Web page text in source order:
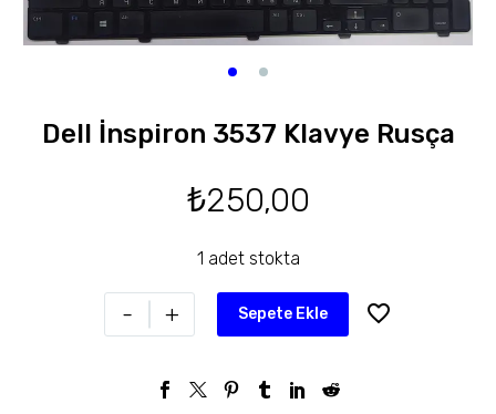
Dell İnspiron 3537 Klavye Rusça
₺250,00
1 adet stokta
- + Sepete Ekle